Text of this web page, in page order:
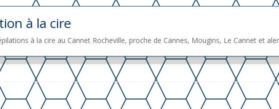
à la cire
à la cire au Cannet Rocheville, proche de Cannes, Mougins, Le Cannet et